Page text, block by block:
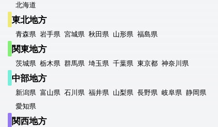
北海道
東北地方
青森県 岩手県 宮城県 秋田県 山形県 福島県
関東地方
茨城県 栃木県 群馬県 埼玉県 千葉県 東京都 神奈川県
中部地方
新潟県 富山県 石川県 福井県 山梨県 長野県 岐阜県 静岡県
愛知県
関西地方